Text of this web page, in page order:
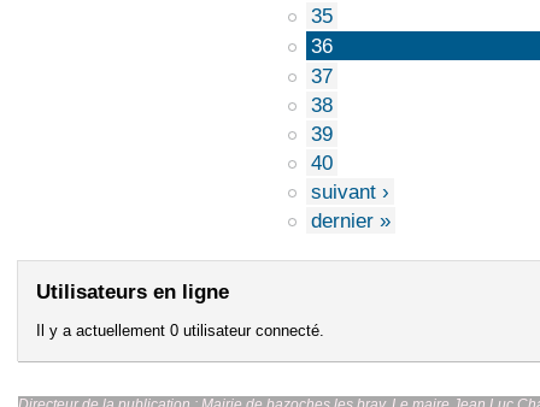
35
36
37
38
39
40
suivant ›
dernier »
Utilisateurs en ligne
Il y a actuellement 0 utilisateur connecté.